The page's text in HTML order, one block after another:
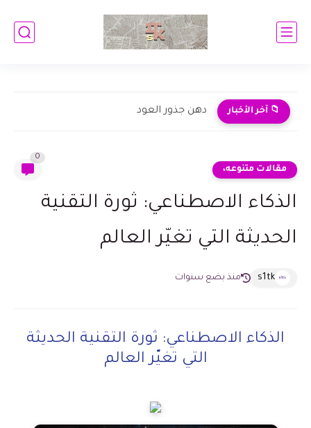
📁 آخر الأخبار دهن جذور العود
مقالات متنوعه،
0
الذكاء الاصطناعي: ثورة التقنية
الحديثة التي تغيّر العالم
s1tk منذ بضع سنوات
الذكاء الاصطناعي: ثورة التقنية الحديثة
التي تغيّر العالم